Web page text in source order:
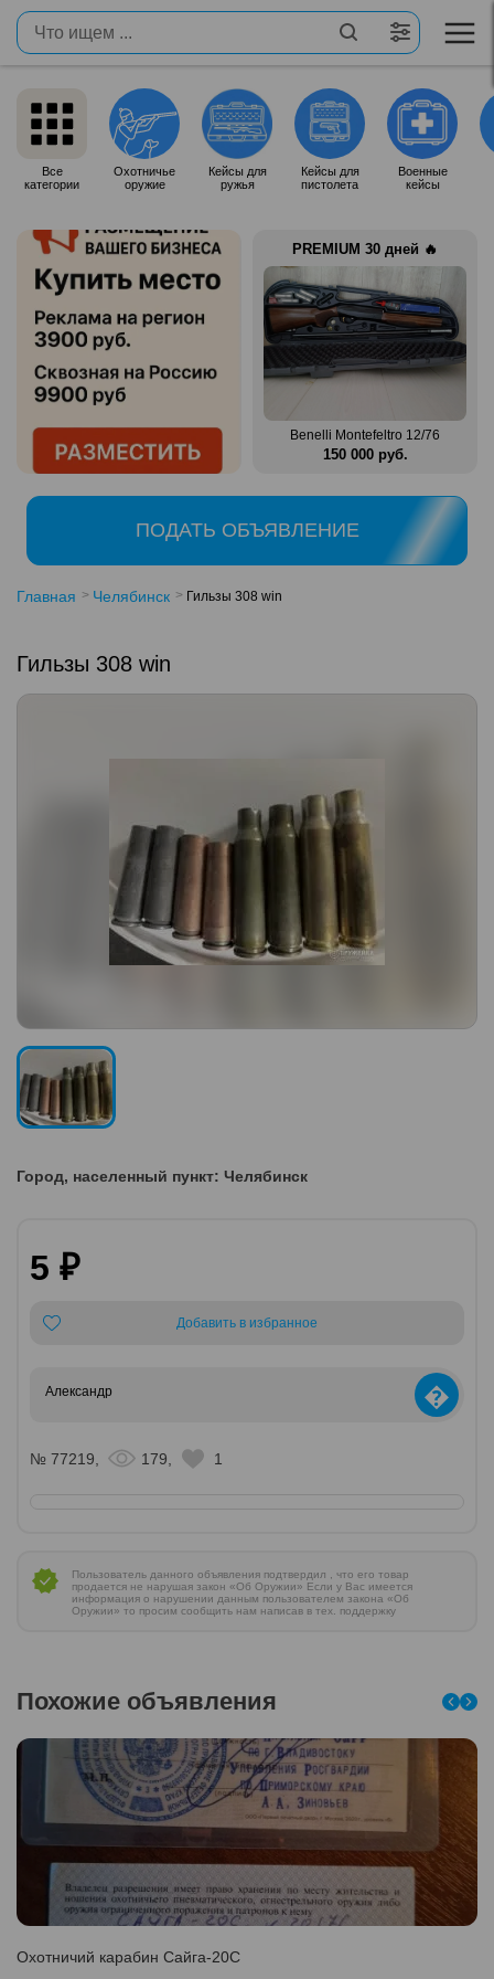
Все
категории
Охотничье
оружие
Кейсы для
ружья
Кейсы для
пистолета
Военные
кейсы
PREMIUM 30 дней 🔥
76 Zauer 303. 300 Win Mag
380 000 руб.
Benelli Montefeltro 12/76
150 000 руб.
ПОДАТЬ ОБЪЯВЛЕНИЕ
Главная Челябинск Гильзы 308 win
Гильзы 308 win
Город, населенный пункт: Челябинск
5 ₽
Добавить в избранное
Александр �
№ 77219, 179, 1
Пользователь данного объявления подтвердил , что его товар
продается не нарушая закон «Об Оружии» Если у Вас имеется
информация о нарушении данным пользователем закона «Об
Оружии» то просим сообщить нам написав в тех. поддержку
Похожие объявления
Охотничий карабин Сайга-20С